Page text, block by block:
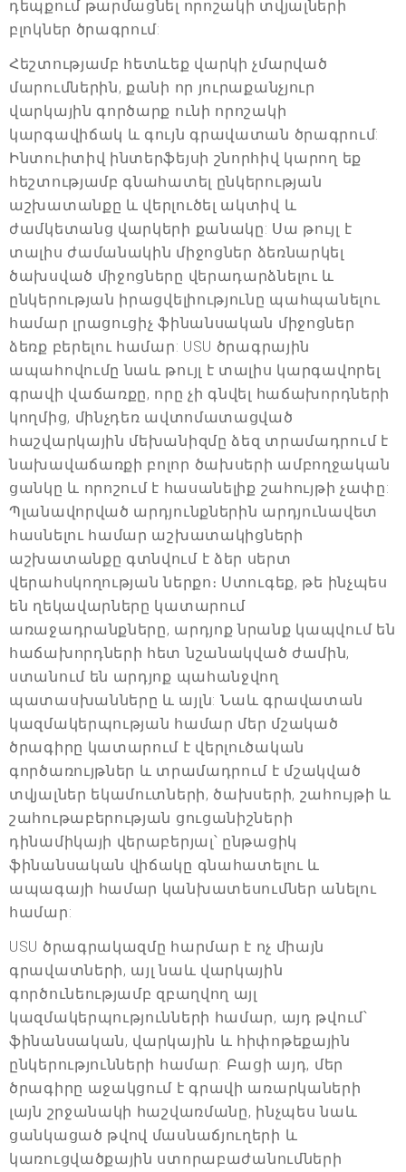
դեպքում թարմացնել որոշակի տվյալների
բլոկներ ծրագրում:
Հեշտությամբ հետևեք վարկի չմարված
մարումներին, քանի որ յուրաքանչյուր
վարկային գործարք ունի որոշակի
կարգավիճակ և գույն գրավատան ծրագրում:
Ինտուիտիվ ինտերֆեյսի շնորհիվ կարող եք
հեշտությամբ գնահատել ընկերության
աշխատանքը և վերլուծել ակտիվ և
ժամկետանց վարկերի քանակը: Սա թույլ է
տալիս ժամանակին միջոցներ ձեռնարկել
ծախսված միջոցները վերադարձնելու և
ընկերության իրացվելիությունը պահպանելու
համար լրացուցիչ ֆինանսական միջոցներ
ձեռք բերելու համար: USU ծրագրային
ապահովումը նաև թույլ է տալիս կարգավորել
գրավի վաճառքը, որը չի գնվել հաճախորդների
կողմից, մինչդեռ ավտոմատացված
հաշվարկային մեխանիզմը ձեզ տրամադրում է
նախավաճառքի բոլոր ծախսերի ամբողջական
ցանկը և որոշում է հասանելիք շահույթի չափը:
Պլանավորված արդյունքներին արդյունավետ
հասնելու համար աշխատակիցների
աշխատանքը գտնվում է ձեր սերտ
վերահսկողության ներքո։ Ստուգեք, թե ինչպես
են ղեկավարները կատարում
առաջադրանքները, արդյոք նրանք կապվում են
հաճախորդների հետ նշանակված ժամին,
ստանում են արդյոք պահանջվող
պատասխանները և այլն: Նաև գրավատան
կազմակերպության համար մեր մշակած
ծրագիրը կատարում է վերլուծական
գործառույթներ և տրամադրում է մշակված
տվյալներ եկամուտների, ծախսերի, շահույթի և
շահութաբերության ցուցանիշների
դինամիկայի վերաբերյալ՝ ընթացիկ
ֆինանսական վիճակը գնահատելու և
ապագայի համար կանխատեսումներ անելու
համար:
USU ծրագրակազմը հարմար է ոչ միայն
գրավատների, այլ նաև վարկային
գործունեությամբ զբաղվող այլ
կազմակերպությունների համար, այդ թվում՝
ֆինանսական, վարկային և հիփոթեքային
ընկերությունների համար: Բացի այդ, մեր
ծրագիրը աջակցում է գրավի առարկաների
լայն շրջանակի հաշվառմանը, ինչպես նաև
ցանկացած թվով մասնաճյուղերի և
կառուցվածքային ստորաբաժանումների